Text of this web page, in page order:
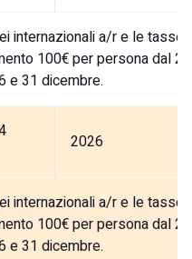
internazionali a/r e le
100€ per persona dal
e 31 dicembre.
2026
internazionali a/r e le
100€ per persona dal
e 31 dicembre.